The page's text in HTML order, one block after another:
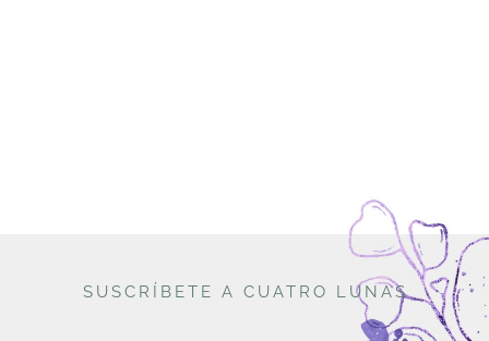
SUSCRÍBETE A CUATRO LUNAS